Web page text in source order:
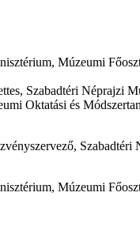
Múzeumi
Szabadtéri Néprajzi
Oktatási és
Múzeumi